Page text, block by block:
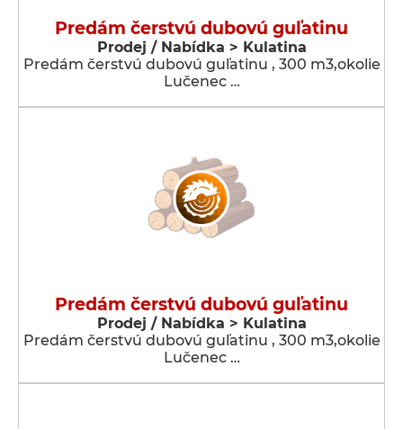
Predám čerstvú dubovú guľatinu
Prodej / Nabídka > Kulatina
Predám čerstvú dubovú guľatinu , 300 m3,okolie
Lučenec …
Predám čerstvú dubovú guľatinu
Prodej / Nabídka > Kulatina
Predám čerstvú dubovú guľatinu , 300 m3,okolie
Lučenec …